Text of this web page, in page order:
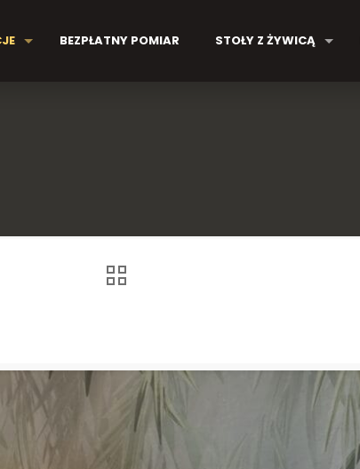
BEZPŁATNY POMIAR STOŁY Z ŻYWICĄ